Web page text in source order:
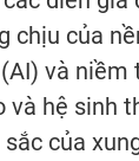
chịu của
và niềm
và hệ sinh
sắc của